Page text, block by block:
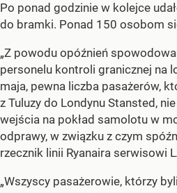
Po ponad godzinie w kolejce
do bramki. Ponad 150 osobom
„Z powodu opóźnień
personelu kontroli granicznej na
maja, pewna liczba pasażerów,
z Tuluzy do Londynu Stansted,
wejścia na pokład samolotu w
odprawy, w związku z czym
rzecznik linii Ryanaira serwisowi
„Wszyscy pasażerowie, którzy